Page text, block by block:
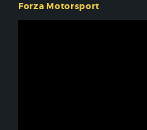
Forza Motorsport